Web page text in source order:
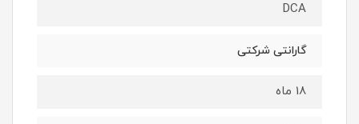
DCA
گارانتی شرکتی
18 ماه